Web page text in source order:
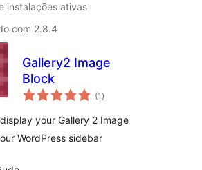
instalações ativas
com 2.8.4
Gallery2 Image
Block
(1 total
de
)
your Gallery 2 Image
WordPress sidebar